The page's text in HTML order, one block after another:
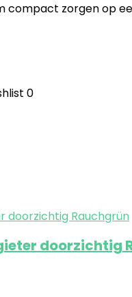
zorgen op
0
doorzichtig